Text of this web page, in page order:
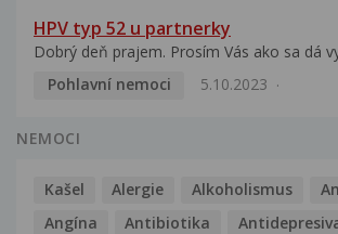
HPV typ 52 u partnerky
Dobrý deň prajem. Prosím Vás ako sa dá
Pohlavní nemoci
5.10.2023
NEMOCI
Kašel Alergie Alkoholismus
Angína
Antibiotika